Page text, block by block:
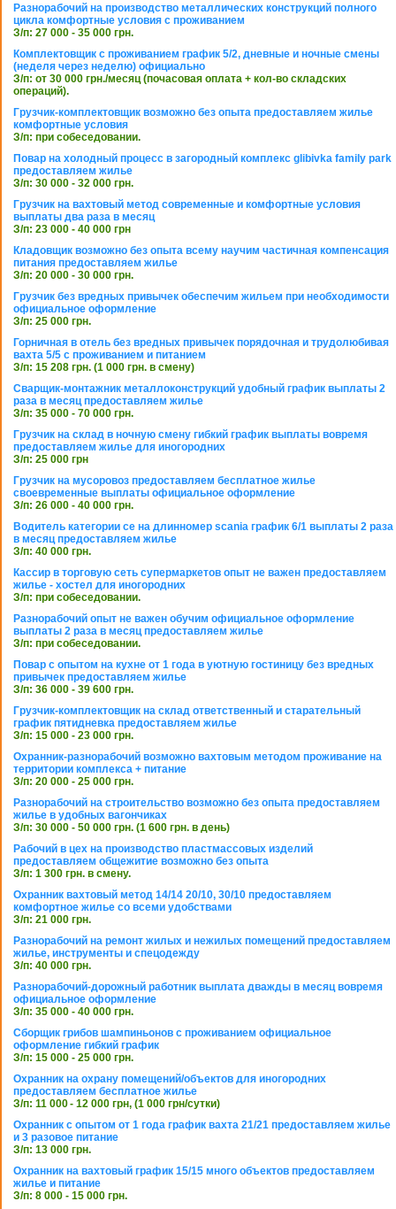
Разнорабочий на производство металлических конструкций полного
цикла комфортные условия с проживанием
З/п: 27 000 - 35 000 грн.
Комплектовщик с проживанием график 5/2, дневные и ночные смены
(неделя через неделю) официально
З/п: от 30 000 грн./месяц (почасовая оплата + кол-во складских
операций).
Грузчик-комплектовщик возможно без опыта предоставляем жилье
комфортные условия
З/п: при собеседовании.
Повар на холодный процесс в загородный комплекс glibivka family park
предоставляем жилье
З/п: 30 000 - 32 000 грн.
Грузчик на вахтовый метод современные и комфортные условия
выплаты два раза в месяц
З/п: 23 000 - 40 000 грн
Кладовщик возможно без опыта всему научим частичная компенсация
питания предоставляем жилье
З/п: 20 000 - 30 000 грн.
Грузчик без вредных привычек обеспечим жильем при необходимости
официальное оформление
З/п: 25 000 грн.
Горничная в отель без вредных привычек порядочная и трудолюбивая
вахта 5/5 с проживанием и питанием
З/п: 15 208 грн. (1 000 грн. в смену)
Сварщик-монтажник металлоконструкций удобный график выплаты 2
раза в месяц предоставляем жилье
З/п: 35 000 - 70 000 грн.
Грузчик на склад в ночную смену гибкий график выплаты вовремя
предоставляем жилье для иногородних
З/п: 25 000 грн
Грузчик на мусоровоз предоставляем бесплатное жилье
своевременные выплаты официальное оформление
З/п: 26 000 - 40 000 грн.
Водитель категории се на длинномер scania график 6/1 выплаты 2 раза
в месяц предоставляем жилье
З/п: 40 000 грн.
Кассир в торговую сеть супермаркетов опыт не важен предоставляем
жилье - хостел для иногородних
З/п: при собеседовании.
Разнорабочий опыт не важен обучим официальное оформление
выплаты 2 раза в месяц предоставляем жилье
З/п: при собеседовании.
Повар с опытом на кухне от 1 года в уютную гостиницу без вредных
привычек предоставляем жилье
З/п: 36 000 - 39 600 грн.
Грузчик-комплектовщик на склад ответственный и старательный
график пятидневка предоставляем жилье
З/п: 15 000 - 23 000 грн.
Охранник-разнорабочий возможно вахтовым методом проживание на
территории комплекса + питание
З/п: 20 000 - 25 000 грн.
Разнорабочий на строительство возможно без опыта предоставляем
жилье в удобных вагончиках
З/п: 30 000 - 50 000 грн. (1 600 грн. в день)
Рабочий в цех на производство пластмассовых изделий
предоставляем общежитие возможно без опыта
З/п: 1 300 грн. в смену.
Охранник вахтовый метод 14/14 20/10, 30/10 предоставляем
комфортное жилье со всеми удобствами
З/п: 21 000 грн.
Разнорабочий на ремонт жилых и нежилых помещений предоставляем
жилье, инструменты и спецодежду
З/п: 40 000 грн.
Разнорабочий-дорожный работник выплата дважды в месяц вовремя
официальное оформление
З/п: 35 000 - 40 000 грн.
Сборщик грибов шампиньонов с проживанием официальное
оформление гибкий график
З/п: 15 000 - 25 000 грн.
Охранник на охрану помещений/объектов для иногородних
предоставляем бесплатное жилье
З/п: 11 000 - 12 000 грн, (1 000 грн/сутки)
Охранник с опытом от 1 года график вахта 21/21 предоставляем жилье
и 3 разовое питание
З/п: 13 000 грн.
Охранник на вахтовый график 15/15 много объектов предоставляем
жилье и питание
З/п: 8 000 - 15 000 грн.